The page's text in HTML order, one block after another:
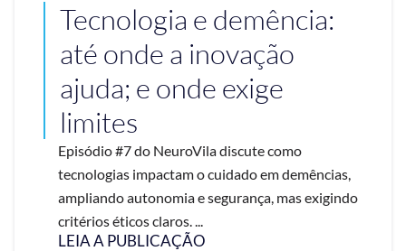
Tecnologia e demência:
até onde a inovação
ajuda; e onde exige
limites
Episódio #7 do NeuroVila discute como
tecnologias impactam o cuidado em demências,
ampliando autonomia e segurança, mas exigindo
critérios éticos claros. ...
LEIA A PUBLICAÇÃO